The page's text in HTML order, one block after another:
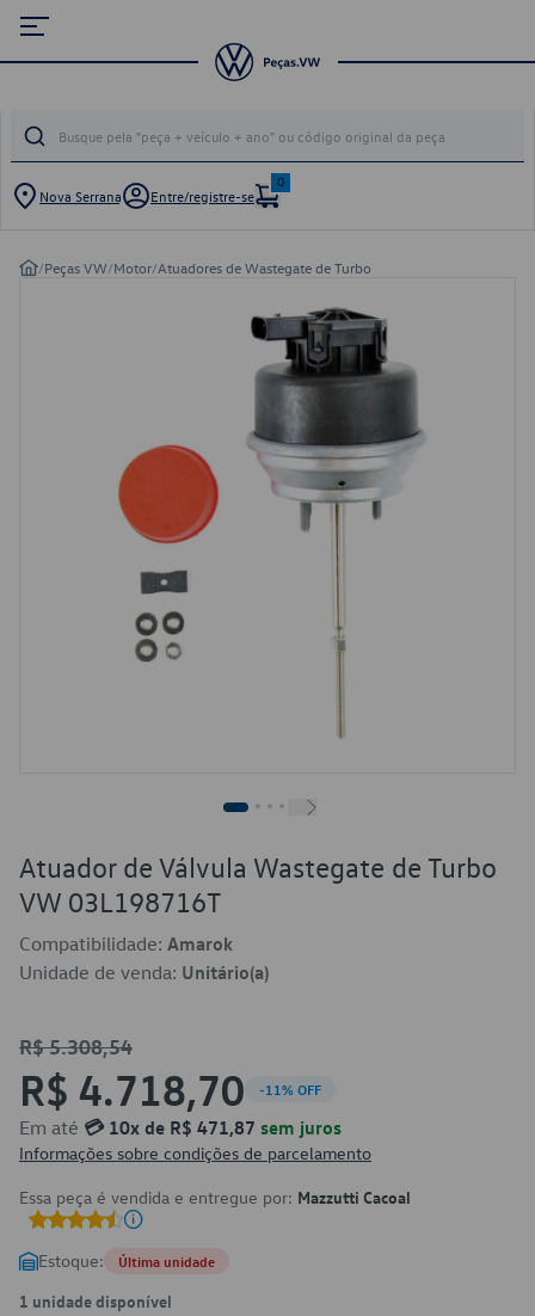
Nova Serrana Entre/registre-se
0
/Peças VW/Motor/Atuadores de Wastegate de Turbo
Atuador de Válvula Wastegate de Turbo
VW 03L198716T
Compatibilidade: Amarok
Unidade de venda: Unitário(a)
R$ 5.308,54
R$ 4.718,70 -11% OFF
Em até 💳 10x de R$ 471,87 sem juros
Informações sobre condições de parcelamento
Essa peça é vendida e entregue por: Mazzutti Cacoal
Estoque: Última unidade
1 unidade disponível